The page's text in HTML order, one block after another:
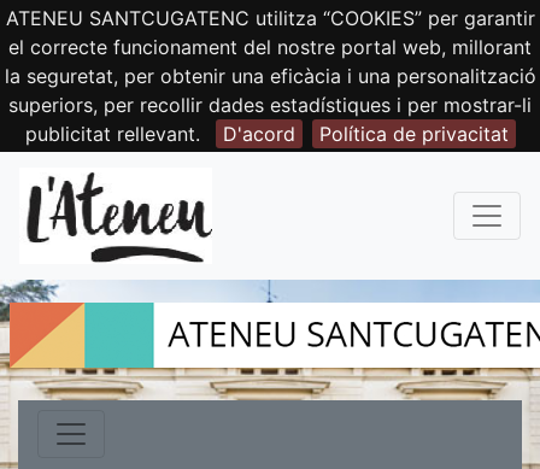
ATENEU SANTCUGATENC utilitza “COOKIES” per garantir
el correcte funcionament del nostre portal web, millorant
la seguretat, per obtenir una eficàcia i una personalització
superiors, per recollir dades estadístiques i per mostrar-li
publicitat rellevant.
D'acord Política de privacitat